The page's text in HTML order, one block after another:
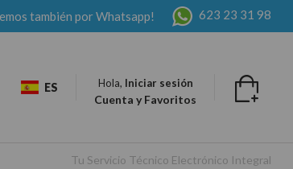
también por Whatsapp! 623 23 31 98
ES Hola, Iniciar sesión
Cuenta y Favoritos
Tu Servicio Técnico Electrónico Integral